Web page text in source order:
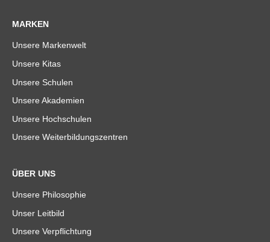
MARKEN
Unsere Markenwelt
Unsere Kitas
Unsere Schulen
Unsere Akademien
Unsere Hochschulen
Unsere Weiterbildungszentren
ÜBER UNS
Unsere Philosophie
Unser Leitbild
Unsere Verpflichtung